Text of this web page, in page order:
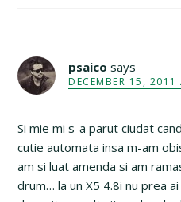
psaico says
DECEMBER 15,
Si mie mi s-a parut ciudat
cutie automata insa m-am
am si luat amenda si am
drum… la un X5 4.8i nu prea